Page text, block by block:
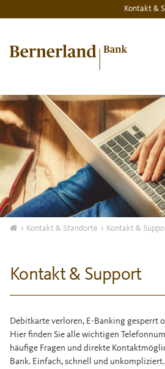
Kontakt &
> Kontakt & Standorte > Kontakt &
Kontakt & Support
Debitkarte verloren, E-Banking gesperrt
Hier finden Sie alle wichtigen
häufige Fragen und direkte
Bank. Einfach, schnell und unkompliziert.